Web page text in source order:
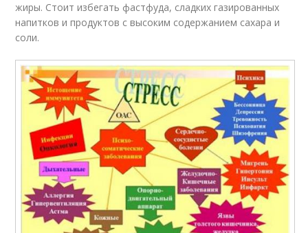
жиры. Стоит избегать фастфуда, сладких газированных
напитков и продуктов с высоким содержанием сахара и
соли.